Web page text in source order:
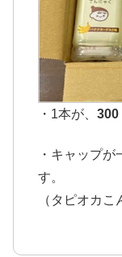
・1本が、 300
・キャップが
す。
（タピオカ